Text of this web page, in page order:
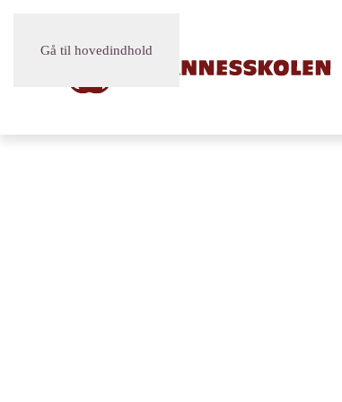
Gå til hovedindhold